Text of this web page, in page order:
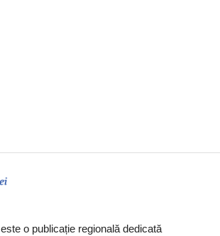
este o publicație regională dedicată